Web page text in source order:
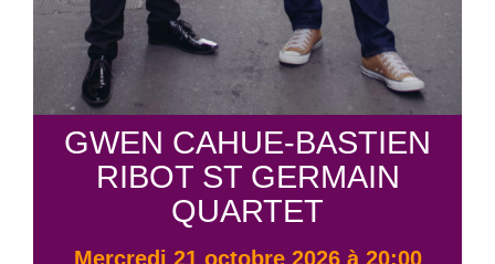
GWEN CAHUE-BASTIEN
RIBOT ST GERMAIN
QUARTET
mercredi 21 octobre 2026 à 20:00